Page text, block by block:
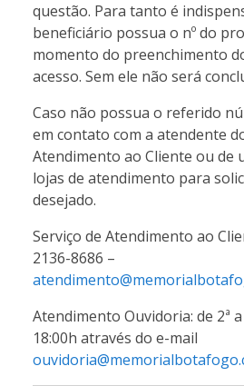
questão. Para tanto é
beneficiário possua o nº do
momento do preenchimento
acesso. Sem ele não será
Caso não possua o referido
em contato com a atendente
Atendimento ao Cliente ou de
lojas de atendimento para
desejado.
Serviço de Atendimento ao
2136-8686 –
Atendimento Ouvidoria: de 2ª
18:00h através do e-mail